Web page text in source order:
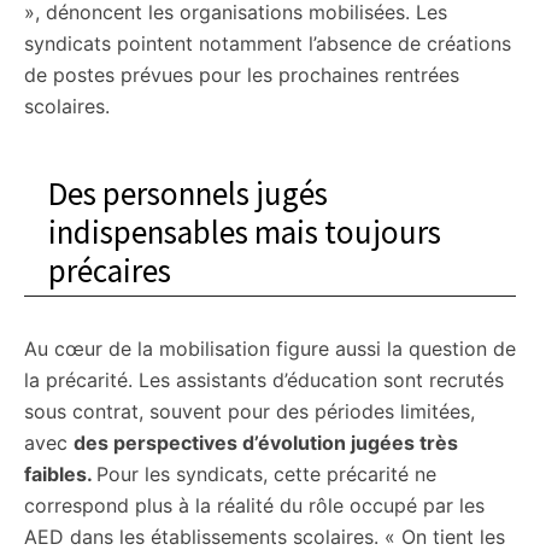
», dénoncent les organisations mobilisées. Les
syndicats pointent notamment l’absence de créations
de postes prévues pour les prochaines rentrées
scolaires.
Des personnels jugés
indispensables mais toujours
précaires
Au cœur de la mobilisation figure aussi la question de
la précarité. Les assistants d’éducation sont recrutés
sous contrat, souvent pour des périodes limitées,
avec des perspectives d’évolution jugées très
faibles. Pour les syndicats, cette précarité ne
correspond plus à la réalité du rôle occupé par les
AED dans les établissements scolaires. « On tient les